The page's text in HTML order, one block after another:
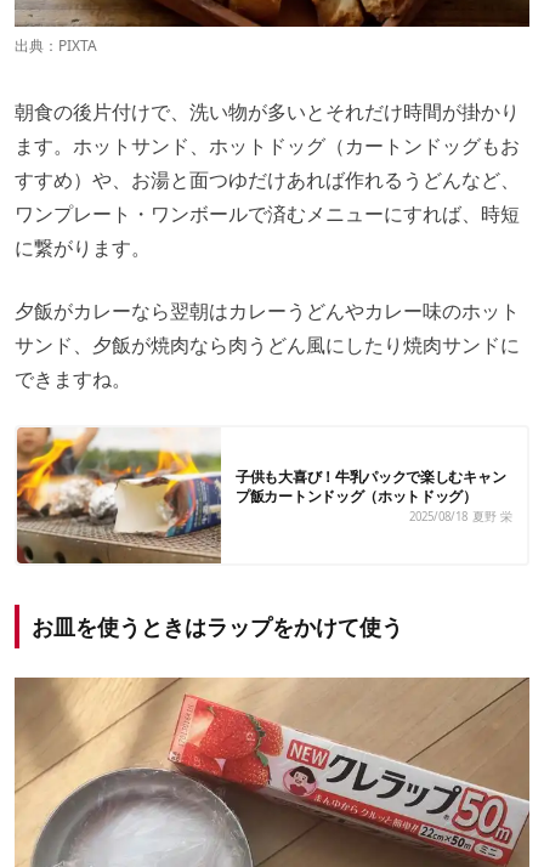
出典： PIXTA
朝食の後片付けで、洗い物が多いとそれだけ時間が掛かり
ます。ホットサンド、ホットドッグ（カートンドッグもお
すすめ）や、お湯と面つゆだけあれば作れるうどんなど、
ワンプレート・ワンボールで済むメニューにすれば、時短
に繋がります。
夕飯がカレーなら翌朝はカレーうどんやカレー味のホット
サンド、夕飯が焼肉なら肉うどん風にしたり焼肉サンドに
できますね。
子供も大喜び！牛乳パックで楽しむキャン
プ飯カートンドッグ（ホットドッグ）
2025/08/18 夏野 栄
お皿を使うときはラップをかけて使う